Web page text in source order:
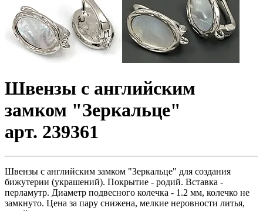
Швензы с английским
замком "Зеркальце"
арт. 239361
Швензы с английским замком "Зеркальце" для создания
бижутерии (украшений). Покрытие - родий. Вставка -
перламутр. Диаметр подвесного колечка - 1.2 мм, колечко не
замкнуто. Цена за пару снижена, мелкие неровности литья,